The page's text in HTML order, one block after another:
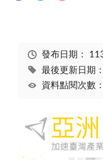
發布日期：
最後更新日期
資料點閱次數